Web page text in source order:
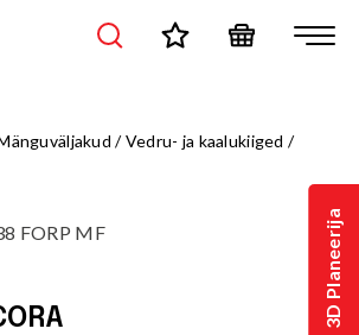
3D Planeerija
/Vedru- ja kaalukiiged /
FORP MF